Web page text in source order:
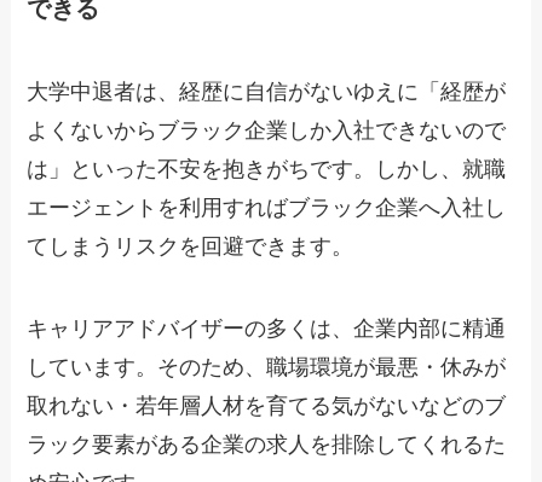
できる
大学中退者は、経歴に自信がないゆえに「経歴が
よくないからブラック企業しか入社できないので
は」といった不安を抱きがちです。しかし、就職
エージェントを利用すればブラック企業へ入社し
てしまうリスクを回避できます。
キャリアアドバイザーの多くは、企業内部に精通
しています。そのため、職場環境が最悪・休みが
取れない・若年層人材を育てる気がないなどのブ
ラック要素がある企業の求人を排除してくれるた